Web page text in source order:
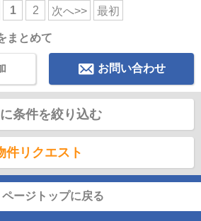
1 2 次へ>> 最初
まとめて
お問い合わせ
条件を絞り込む
件リクエスト
ページトップに戻る